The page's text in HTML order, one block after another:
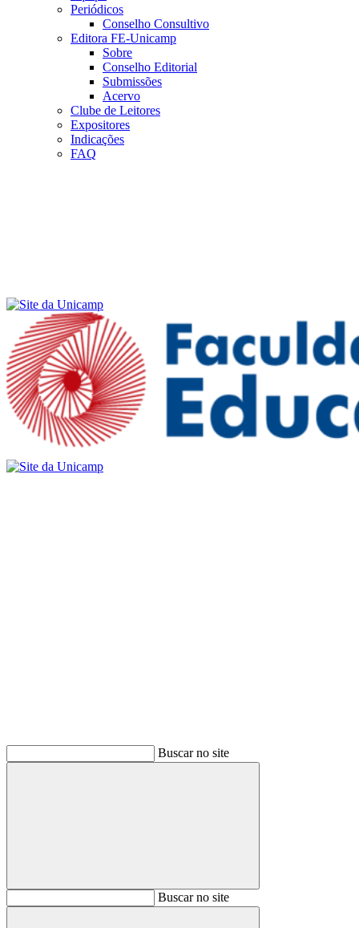
Periódicos
Conselho Consultivo
Editora FE-Unicamp
Sobre
Conselho Editorial
Submissões
Acervo
Clube de Leitores
Expositores
Indicações
FAQ
Buscar no site
BuscarBuscar no site